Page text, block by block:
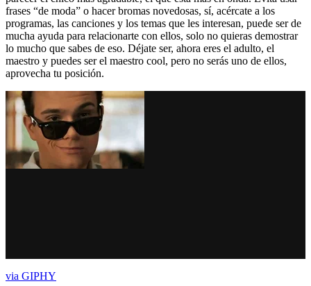
frases “de moda” o hacer bromas novedosas, sí, acércate a los
programas, las canciones y los temas que les interesan, puede ser de
mucha ayuda para relacionarte con ellos, solo no quieras demostrar
lo mucho que sabes de eso. Déjate ser, ahora eres el adulto, el
maestro y puedes ser el maestro cool, pero no serás uno de ellos,
aprovecha tu posición.
via GIPHY